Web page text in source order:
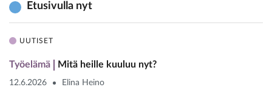
Etusivulla nyt
UUTISET
Työelämä Mitä heille kuuluu nyt?
12.6.2026 Elina Heino